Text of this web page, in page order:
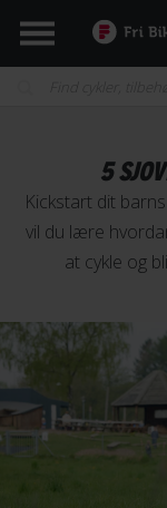
5
Kickstart dit
vil du lære
at cykle og